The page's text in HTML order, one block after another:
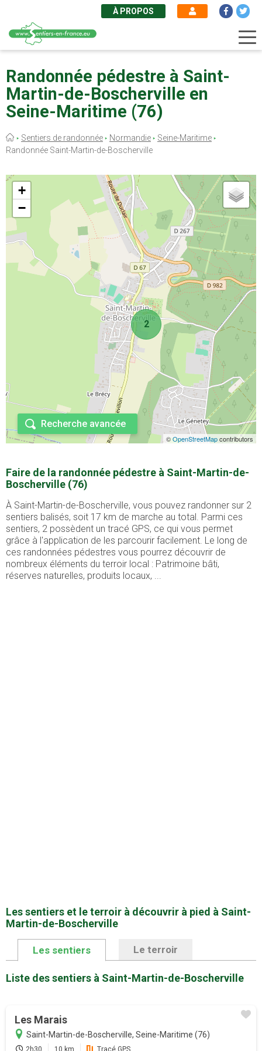
au
contenu
principal
À PROPOS
Randonnée pédestre à Saint-
Martin-de-Boscherville en
Seine-Maritime (76)
Fil
d'Ariane
Sentiers de randonnée Normandie
Seine-Maritime
Randonnée Saint-Martin-de-Boscherville
2
+
−
©OpenStreetMapcontributors
Recherche avancée
Faire de la randonnée pédestre à Saint-Martin-de-
Boscherville (76)
À Saint-Martin-de-Boscherville, vous pouvez randonner sur 2
sentiers balisés, soit 17 km de marche au total. Parmi ces
sentiers, 2 possèdent un tracé GPS, ce qui vous permet
grâce à l'application de les parcourir facilement. Le long de
ces randonnées pédestres vous pourrez découvrir de
nombreux éléments du terroir local : Patrimoine bâti,
réserves naturelles, produits locaux, ...
Les sentiers et le terroir à découvrir à pied à Saint-
Martin-de-Boscherville
Les sentiers Le terroir
Liste des sentiers à Saint-Martin-de-Boscherville
Les Marais
Saint-Martin-de-Boscherville, Seine-Maritime (76)
Profitez au maximum de Sentiers en